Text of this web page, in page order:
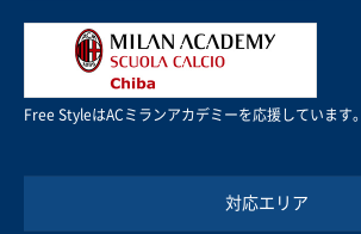
Free StyleはACミランアカデミーを応援しています。
対応エリア